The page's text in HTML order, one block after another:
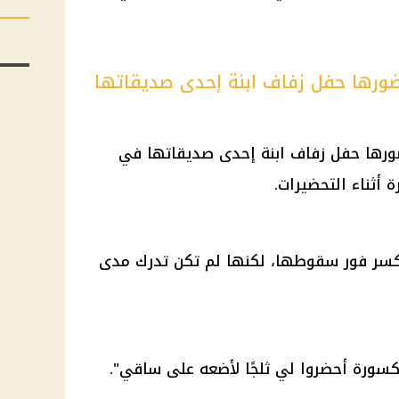
حفل زفاف ابنة إحدى صديقاتها
حفل زفاف ابنة إحدى صديقاتها في
أثناء التحضيرات.
فور سقوطها، لكنها لم تكن تدرك مدى
أحضروا لي ثلجًا لأضعه على ساقي".